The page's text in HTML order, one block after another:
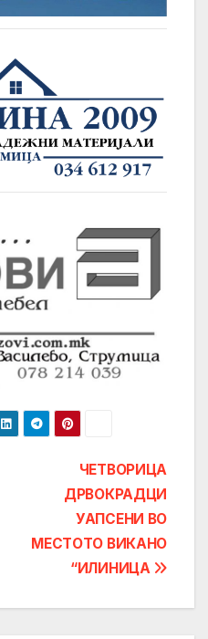
ЧЕТВОРИЦА
ДРВОКРАДЦИ
УАПСЕНИ ВО
МЕСТОТО ВИКАНО
“ИЛИНИЦА